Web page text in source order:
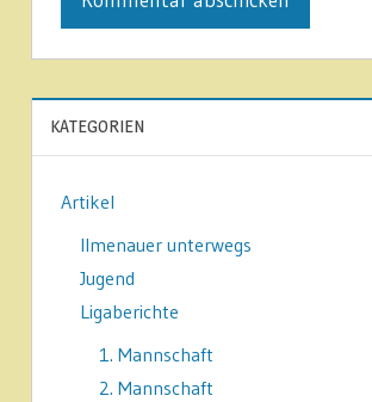
KATEGORIEN
Artikel
Ilmenauer unterwegs
Jugend
Ligaberichte
1. Mannschaft
2. Mannschaft